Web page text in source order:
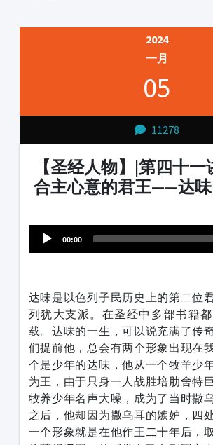
2024
一月
05
11278
【圣经人物】|第四十
合主心意的君王——达味
Player
00:00
达味是以色列子民历史上的第二位
列犹大支派。在圣经中多部书籍
载。达味的一生，可以说充满了传
们提前他，总会有两个形象出现在
个是少年的达味，他从一个牧羊少
为王，由于只身一人战胜培肋舍特
牧养少年名声大噪，成为了当时撒
之后，他却因为撒乌耳的嫉妒，四
一个形象就是在他作王二十年后，